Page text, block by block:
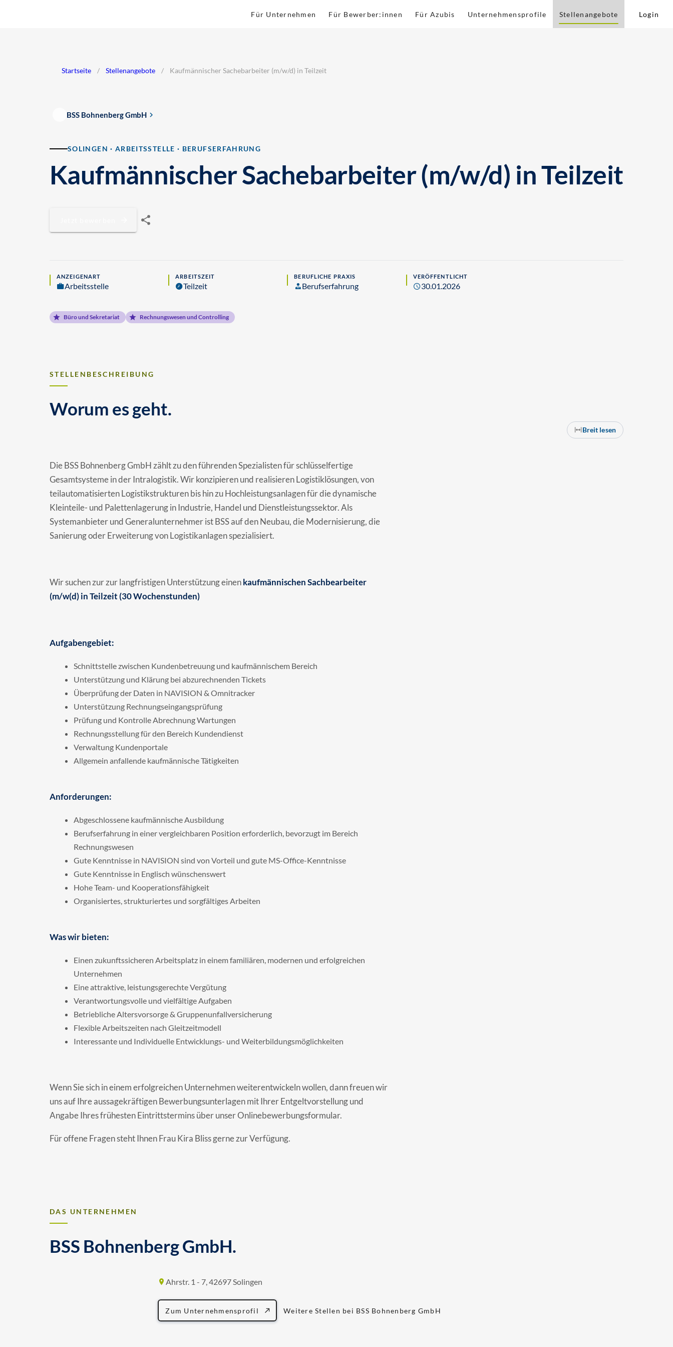
Für Unternehmen Für Bewerber:innen Für Azubis Unternehmensprofile Stellenangebote Login
Startseite / Stellenangebote / Kaufmännischer Sachebarbeiter (m/w/d) in Teilzeit
BSS Bohnenberg GmbH
SOLINGEN · ARBEITSSTELLE · BERUFSERFAHRUNG
Kaufmännischer Sachebarbeiter (m/w/d) in Teilzeit
ANZEIGENART
Arbeitsstelle
ARBEITSZEIT
Teilzeit
BERUFLICHE PRAXIS
Berufserfahrung
VERÖFFENTLICHT
30.01.2026
Büro und Sekretariat Rechnungswesen und Controlling
STELLENBESCHREIBUNG
Worum es geht.
Breit lesen
Die BSS Bohnenberg GmbH zählt zu den führenden Spezialisten für schlüsselfertige
Gesamtsysteme in der Intralogistik. Wir konzipieren und realisieren Logistiklösungen, von
teilautomatisierten Logistikstrukturen bis hin zu Hochleistungsanlagen für die dynamische
Kleinteile- und Palettenlagerung in Industrie, Handel und Dienstleistungssektor. Als
Systemanbieter und Generalunternehmer ist BSS auf den Neubau, die Modernisierung, die
Sanierung oder Erweiterung von Logistikanlagen spezialisiert.
Wir suchen zur zur langfristigen Unterstützung einenkaufmännischen Sachbearbeiter
(m/w(d) in Teilzeit (30 Wochenstunden)
Aufgabengebiet:
Schnittstelle zwischen Kundenbetreuung und kaufmännischem Bereich
Unterstützung und Klärung bei abzurechnenden Tickets
Überprüfung der Daten in NAVISION & Omnitracker
Unterstützung Rechnungseingangsprüfung
Prüfung und Kontrolle Abrechnung Wartungen
Rechnungsstellung für den Bereich Kundendienst
Verwaltung Kundenportale
Allgemein anfallende kaufmännische Tätigkeiten
Anforderungen:
Abgeschlossene kaufmännische Ausbildung
Berufserfahrung in einer vergleichbaren Position erforderlich, bevorzugt im Bereich
Rechnungswesen
Gute Kenntnisse in NAVISION sind von Vorteil und gute MS-Office-Kenntnisse
Gute Kenntnisse in Englisch wünschenswert
Hohe Team- und Kooperationsfähigkeit
Organisiertes, strukturiertes und sorgfältiges Arbeiten
Was wir bieten:
Einen zukunftssicheren Arbeitsplatz in einem familiären, modernen und erfolgreichen
Unternehmen
Eine attraktive, leistungsgerechte Vergütung
Verantwortungsvolle und vielfältige Aufgaben
Betriebliche Altersvorsorge & Gruppenunfallversicherung
Flexible Arbeitszeiten nach Gleitzeitmodell
Interessante und Individuelle Entwicklungs- und Weiterbildungsmöglichkeiten
Wenn Sie sich in einem erfolgreichen Unternehmen weiterentwickeln wollen, dann freuen wir
uns auf Ihre aussagekräftigen Bewerbungsunterlagen mit Ihrer Entgeltvorstellung und
Angabe Ihres frühesten Eintrittstermins über unser Onlinebewerbungsformular.
Für offene Fragen steht Ihnen Frau Kira Bliss gerne zur Verfügung.
DAS UNTERNEHMEN
BSS Bohnenberg GmbH.
Ahrstr. 1 - 7, 42697 Solingen
Zum Unternehmensprofil Weitere Stellen bei BSS Bohnenberg GmbH